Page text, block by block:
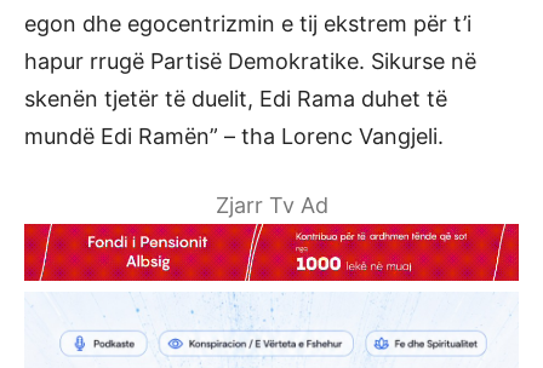
egon dhe egocentrizmin e tij ekstrem për t’i
hapur rrugë Partisë Demokratike. Sikurse në
skenën tjetër të duelit, Edi Rama duhet të
mundë Edi Ramën” – tha Lorenc Vangjeli.
Zjarr Tv Ad